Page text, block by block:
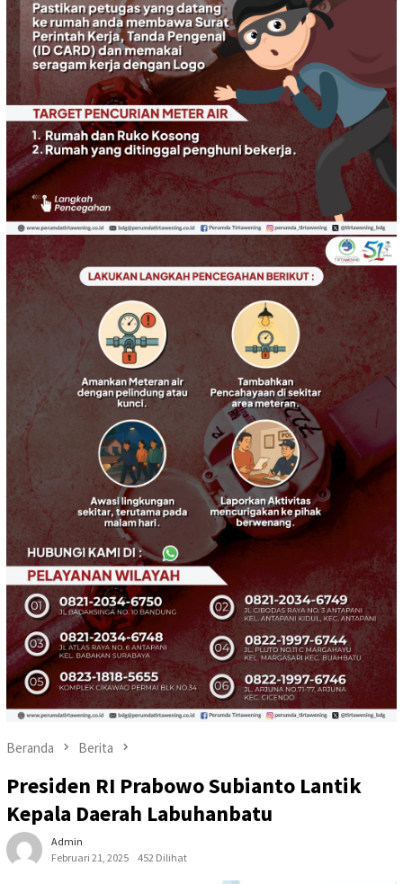
Beranda Berita
Presiden RI Prabowo Subianto Lantik
Kepala Daerah Labuhanbatu
Admin
Februari 21, 2025
452 Dilihat